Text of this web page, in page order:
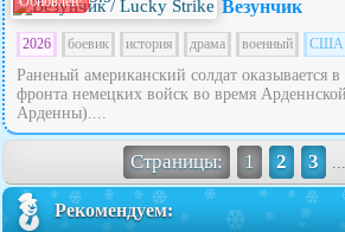
Везунчик
2026 боевик история драма военный США
Раненый американский солдат оказывается
фронта немецких войск во время
Арденны)....
Страницы: 1 2 3 ...
Рекомендуем: